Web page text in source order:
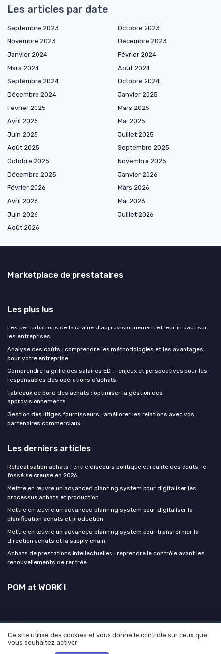
Les articles par date
Septembre 2023
Octobre 2023
Novembre 2023
Décembre 2023
Janvier 2024
Février 2024
Mars 2024
Août 2024
Septembre 2024
Octobre 2024
Décembre 2024
Janvier 2025
Février 2025
Mars 2025
Avril 2025
Mai 2025
Juin 2025
Juillet 2025
Août 2025
Septembre 2025
Octobre 2025
Novembre 2025
Décembre 2025
Janvier 2026
Février 2026
Mars 2026
Avril 2026
Mai 2026
Juin 2026
Juillet 2026
Août 2026
Marketplace de prestataires
Les plus lus
Les perturbations de la chaîne d'approvisionnement et leur impact sur
les entreprises
Analyse des coûts : comprendre les méthodologies et les avantages
pour votre entreprise
Comprendre la grille des salaires EDF : enjeux et perspectives pour les
responsables des opérations d’achats
Tableaux de bord des achats : optimiser la gestion des
approvisionnements
Gestion des litiges fournisseurs : améliorer les relations avec vos
partenaires commerciaux
Les derniers articles
Relocalisation achats : entre discours politique et réalité des coûts, le
fossé se creuse en 2026
Mettre en œuvre un advanced planning system pour digitaliser les
processus achats et production
Mettre en œuvre un advanced planning system pour digitaliser la
planification achats et production
Mettre en œuvre un advanced planning system pour transformer la
direction achats et la supply chain
Achats de prestations intellectuelles : reprendre le contrôle avant les
renouvellements de rentrée
POM at WORK !
Mentions légales Politique de confidentialité
Grande
enquête 2025 sur l'IA et les directeurs achats
Ce site utilise des cookies et vous donne le contrôle sur ceux que
vous souhaitez activer